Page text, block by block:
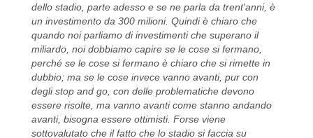
dello stadio, parte adesso e se ne parla da trent'anni, è
un investimento da 300 milioni. Quindi è chiaro che
quando noi parliamo di investimenti che superano il
miliardo, noi dobbiamo capire se le cose si fermano,
perché se le cose si fermano è chiaro che si rimette in
dubbio; ma se le cose invece vanno avanti, pur con
degli stop and go, con delle problematiche devono
essere risolte, ma vanno avanti come stanno andando
avanti, bisogna essere ottimisti. Forse viene
sottovalutato che il fatto che lo stadio si faccia su